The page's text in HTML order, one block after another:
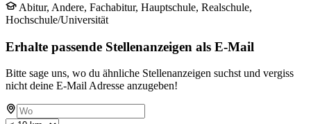
Abitur, Andere, Fachabitur, Hauptschule, Realschule,
Hochschule/Universität
Erhalte passende Stellenanzeigen als E-Mail
Bitte sage uns, wo du ähnliche Stellenanzeigen suchst und vergiss
nicht deine E-Mail Adresse anzugeben!